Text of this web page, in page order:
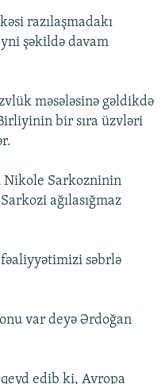
razılaşmadakı
şəkildə davam
məsələsinə gəldikdə
bir sıra üzvləri
Nikole Sarkozninin
ağılasığmaz
səbrlə
var deyə Ərdoğan
edib ki, Avropa